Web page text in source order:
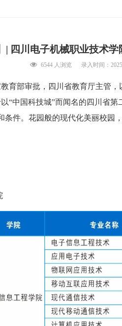
| 四川电子机械职业技术
6544 人浏览 录入时间：
育部审批，四川省教育厅主管
“中国科技城”而闻名的四川省
条件。花园般的现代化美丽校